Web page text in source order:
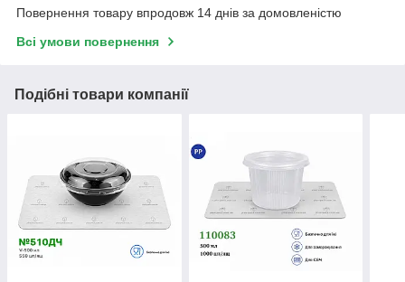
Повернення товару впродовж 14 днів за домовленістю
Всі умови повернення
Подібні товари компанії